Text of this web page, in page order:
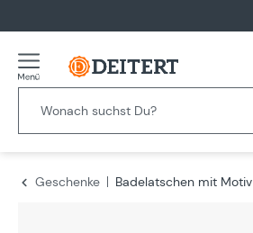
Geschenke
Badelatschen mit Motiv